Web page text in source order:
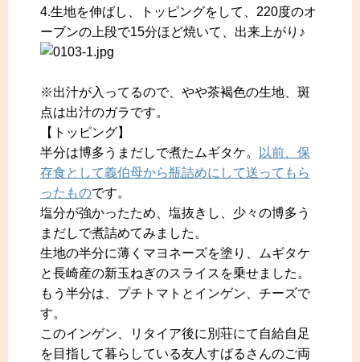
4.生地を伸ばし、トッピングをして、220度のオ
ーブンの上段で15分ほど焼いて、出来上がり♪
※出汁が入ってるので、やや茶褐色の生地、斑
点は出汁のガラです。
【トッピング】
半分は博多うまだしで煮たムギタケ。
以前、保
存食として義伯母から瓶詰めにして送ってもら
ったものです。
塩分が強かったため、塩抜きし、少々の博多う
まだしで煮詰めてみました。
生地の半分に薄くマヨネーズを塗り、ムギタケ
と長崎産の新玉ねぎのスライスを乗せました。
もう半分は、プチトマトとインゲン、チーズで
す。
このインゲン、リタイア後に別荘にて自給自足
を目指して暮らしている友人すばるさんのご両